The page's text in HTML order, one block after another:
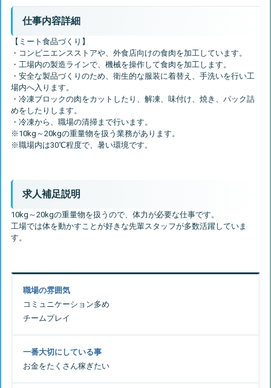
仕事内容詳細
【ミート食品づくり】
・コンビニエンスストアや、外食店向けの食肉を加工しています。
・工場内の製造ラインで、機械を操作して食肉を加工します。
・安全な製品づくりのため、衛生的な服装に着替え、手洗いを行い工
場内へ入ります。
・冷凍ブロックの肉をカットしたり、解凍、味付け、焼き、パック詰
めをしたりします。
・冷凍から、職場の清掃まで行います。
※10kg～20kgの重量物を扱う業務があります。
求人補足説明
10kg～20kgの重量物を扱うので、体力が必要な仕事です。
工場では体を動かすことが好きな先輩スタッフが多数活躍していま
職場の雰囲気
コミュニケーション多め
チームプレイ
一番大切にしている事
お金をたくさん稼ぎたい